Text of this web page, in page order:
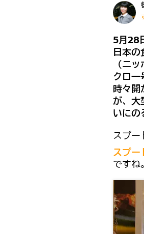
5月28
日本
（ニ
クロ
時々開
が、大
いにの
スプー
スプー
ですね